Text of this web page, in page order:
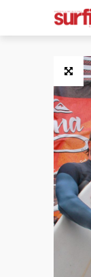
REVISTA DIGITAL
SECCIONES
ENTREVISTAS